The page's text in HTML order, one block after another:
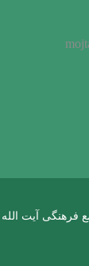
فرهنگی آیت